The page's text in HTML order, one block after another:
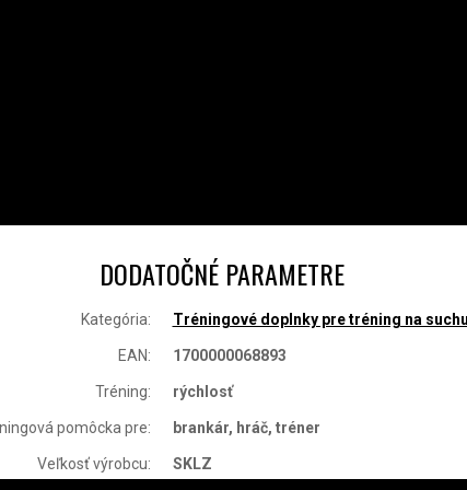
DODATOČNÉ PARAMETRE
Kategória: Tréningové doplnky pre tréning na
EAN: 1700000068893
Tréning: rýchlosť
pomôcka pre: brankár, hráč, tréner
Veľkosť výrobcu: SKLZ